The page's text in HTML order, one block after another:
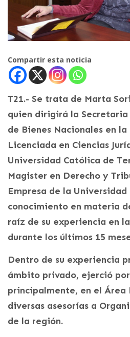
Compartir esta noticia
T21.- Se trata de Marta
quien dirigirá la
de Bienes Nacionales en
Licenciada en Ciencias
Universidad Católica de
Magister en Derecho y
Empresa de la
conocimiento en materia
raíz de su experiencia en
durante los últimos 15
Dentro de su experiencia
ámbito privado, ejerció por
principalmente, en el
diversas asesorías a
de la región.